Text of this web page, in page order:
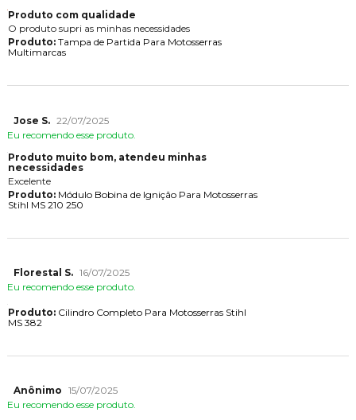
Produto com qualidade
O produto supri as minhas necessidades
Produto:Tampa de Partida Para Motosserras
Multimarcas
Jose S. 22/07/2025
Eu recomendo esse produto.
Produto muito bom, atendeu minhas
necessidades
Excelente
Produto:Módulo Bobina de Ignição Para Motosserras
Stihl MS 210 250
Florestal S. 16/07/2025
Eu recomendo esse produto.
Produto:Cilindro Completo Para Motosserras Stihl
MS 382
Anônimo 15/07/2025
Eu recomendo esse produto.